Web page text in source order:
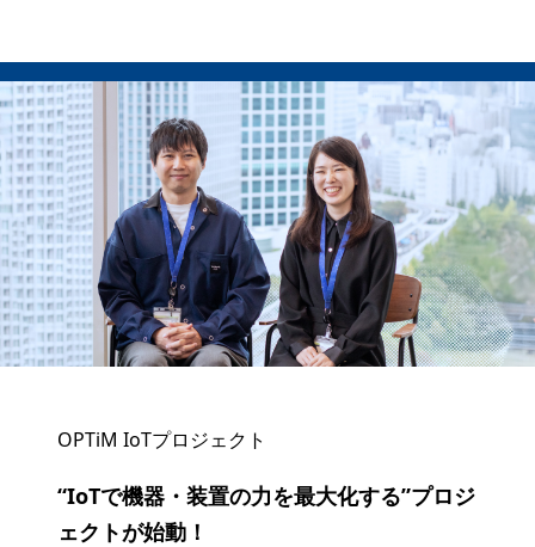
OPTiM IoTプロジェクト
“IoTで機器・装置の力を最大化する”プロジ
ェクトが始動！